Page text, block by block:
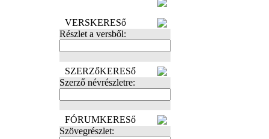
VERSKERESő
Részlet a versből:
SZERZőKERESő
Szerző névrészletre:
FÓRUMKERESő
Szövegrészlet: